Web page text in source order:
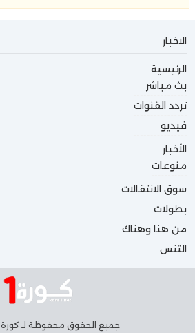
الاخبار
الرئيسية
بث مباشر
تردد القنوات
فيديو
الأخبار
منوعات
سوق الانتقالات
بطولات
من هنا وهناك
التنس
جميع الحقوق محفوظة لـ كورة 1 2023 ©